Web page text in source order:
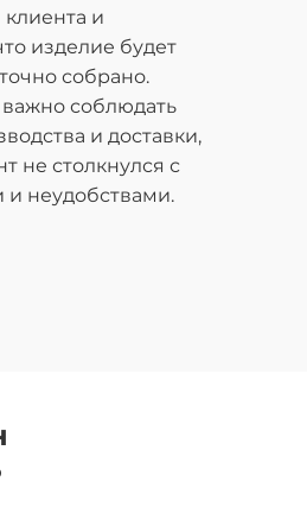
и
изделие будет
собрано.
важно соблюдать
и доставки,
не столкнулся с
и неудобствами.